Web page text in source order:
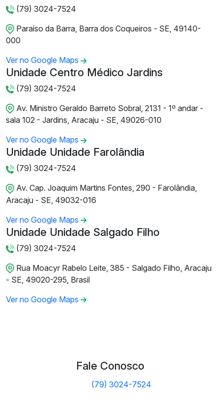
(79) 3024-7524
Paraíso da Barra, Barra dos Coqueiros - SE, 49140-
000
Ver no Google Maps
Unidade Centro Médico Jardins
(79) 3024-7524
Av. Ministro Geraldo Barreto Sobral, 2131 - 1º andar -
sala 102 - Jardins, Aracaju - SE, 49026-010
Ver no Google Maps
Unidade Unidade Farolândia
(79) 3024-7524
Av. Cap. Joaquim Martins Fontes, 290 - Farolândia,
Aracaju - SE, 49032-016
Ver no Google Maps
Unidade Unidade Salgado Filho
(79) 3024-7524
Rua Moacyr Rabelo Leite, 385 - Salgado Filho, Aracaju
- SE, 49020-295, Brasil
Ver no Google Maps
Fale Conosco
(79) 3024-7524